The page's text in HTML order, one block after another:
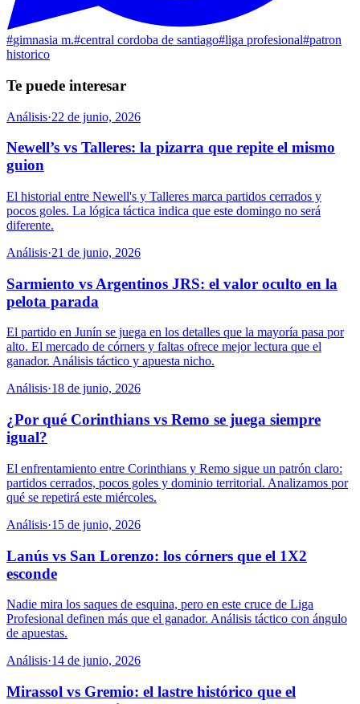
#gimnasia m.#central cordoba de santiago#liga profesional#patron
historico
Te puede interesar
Análisis·22 de junio, 2026
Newell’s vs Talleres: la pizarra que repite el mismo
guion
El historial entre Newell's y Talleres marca partidos cerrados y
pocos goles. La lógica táctica indica que este domingo no será
diferente.
Análisis·21 de junio, 2026
Sarmiento vs Argentinos JRS: el valor oculto en la
pelota parada
El partido en Junín se juega en los detalles que la mayoría pasa por
alto. El mercado de córners y faltas ofrece mejor lectura que el
ganador. Análisis táctico y apuesta nicho.
Análisis·18 de junio, 2026
¿Por qué Corinthians vs Remo se juega siempre
igual?
El enfrentamiento entre Corinthians y Remo sigue un patrón claro:
partidos cerrados, pocos goles y dominio territorial. Analizamos por
qué se repetirá este miércoles.
Análisis·15 de junio, 2026
Lanús vs San Lorenzo: los córners que el 1X2
esconde
Nadie mira los saques de esquina, pero en este cruce de Liga
Profesional definen más que el ganador. Análisis táctico con ángulo
de apuestas.
Análisis·14 de junio, 2026
Mirassol vs Gremio: el lastre histórico que el